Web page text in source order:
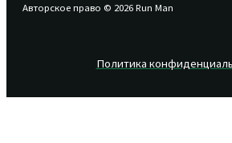
Авторское право © 2026 Run Man
Политика